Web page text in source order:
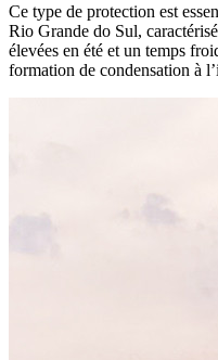
Ce type de protection est
Rio Grande do Sul,
élevées en été et un temps
formation de condensation à